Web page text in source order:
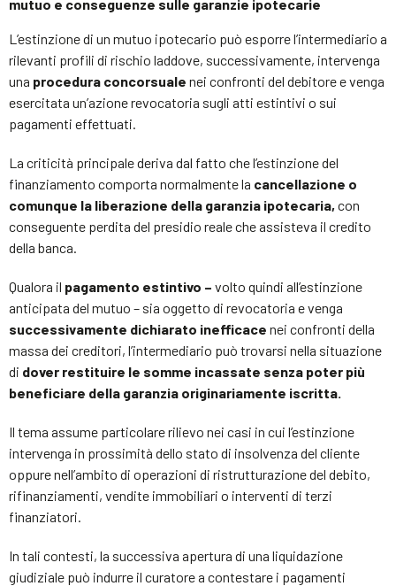
mutuo e conseguenze sulle garanzie ipotecarie
L’estinzione di un mutuo ipotecario può esporre l’intermediario a
rilevanti profili di rischio laddove, successivamente, intervenga
una procedura concorsuale nei confronti del debitore e venga
esercitata un’azione revocatoria sugli atti estintivi o sui
pagamenti effettuati.
La criticità principale deriva dal fatto che l’estinzione del
finanziamento comporta normalmente la cancellazione o
comunque la liberazione della garanzia ipotecaria, con
conseguente perdita del presidio reale che assisteva il credito
della banca.
Qualora il pagamento estintivo – volto quindi all’estinzione
anticipata del mutuo – sia oggetto di revocatoria e venga
successivamente dichiarato inefficace nei confronti della
massa dei creditori, l’intermediario può trovarsi nella situazione
di dover restituire le somme incassate senza poter più
beneficiare della garanzia originariamente iscritta.
Il tema assume particolare rilievo nei casi in cui l’estinzione
intervenga in prossimità dello stato di insolvenza del cliente
oppure nell’ambito di operazioni di ristrutturazione del debito,
rifinanziamenti, vendite immobiliari o interventi di terzi
finanziatori.
In tali contesti, la successiva apertura di una liquidazione
giudiziale può indurre il curatore a contestare i pagamenti